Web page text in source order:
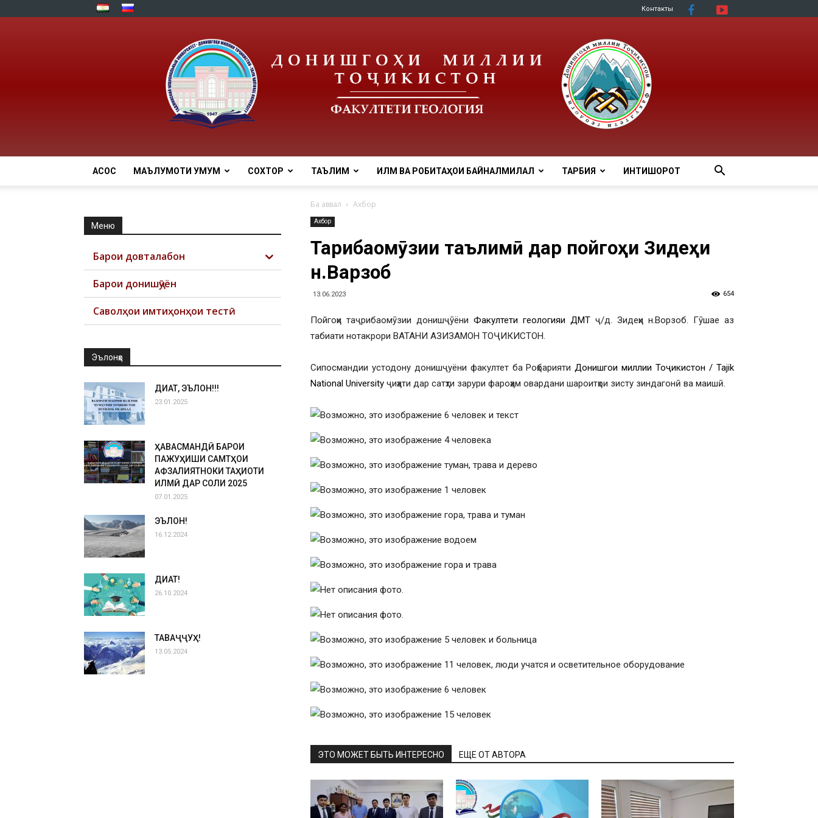
Контакты
АСОСӢ МАЪЛУМОТИ УМУМӢ СОХТОР ТАЪЛИМ ИЛМ ВА РОБИТАҲОИ БАЙНАЛМИЛАЛӢ ТАРБИЯ ИНТИШОРОТ
Ба аввал Ахбор
Ахбор
Таҷрибаомӯзии таълимӣ дар пойгоҳи Зидеҳи
н.Варзоб
13.06.2023 654
Пойгоҳи таҷрибаомӯзии донишҷӯёни Факултети геологияи ДМТ ҷ/д. Зидеҳи н.Ворзоб. Гӯшае аз
табиати нотакрори ВАТАНИ АЗИЗАМОН ТОҶИКИСТОН.
Сипосмандии устодону донишҷуёни факултет ба РоҳбариятиДонишгоҳи миллии Тоҷикистон / Tajik
National University ҷиҳати дар сатҳти зарури фароҳам овардани шароитҳои зисту зиндагонӣ ва маишӣ.
ЭТО МОЖЕТ БЫТЬ ИНТЕРЕСНО ЕЩЕ ОТ АВТОРА
Меню
Барои довталабон
Барои донишҷӯён
Саволҳои имтиҳонҳои тестӣ
Эълонҳо
ДИҚҚАТ, ЭЪЛОН!!!
23.01.2025
ҲАВАСМАНДӢ БАРОИ
ПАЖУҲИШИ САМТҲОИ
АФЗАЛИЯТНОКИ ТАҲҚИҚОТИ
ИЛМӢ ДАР СОЛИ 2025
07.01.2025
ЭЪЛОН!
16.12.2024
ДИҚҚАТ!
26.10.2024
ТАВАҶҶУҲ!
13.05.2024